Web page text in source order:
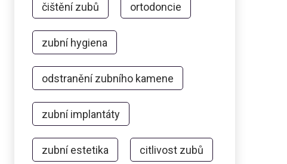
čištění zubů ortodoncie
zubní hygiena
odstranění zubního kamene
zubní implantáty
zubní estetika citlivost zubů